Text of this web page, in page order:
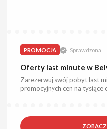
PROMOCJA Sprawdzona
Oferty last minute w
Zarezerwuj swój pobyt last
promocyjnych cen na tysiące
ZOBACZ